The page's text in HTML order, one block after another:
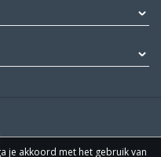
je akkoord met het gebruik van